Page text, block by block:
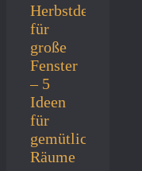
Herbstdeko
für
große
Fenster
– 5
Ideen
für
gemütliche
Räume